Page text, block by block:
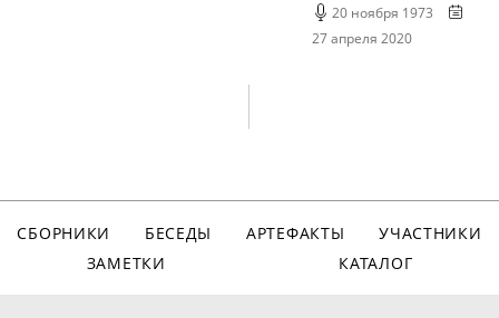
20 ноября 1973
27 апреля 2020
СБОРНИКИ БЕСЕДЫ АРТЕФАКТЫ
УЧАСТНИКИ
ЗАМЕТКИ
КАТАЛОГ